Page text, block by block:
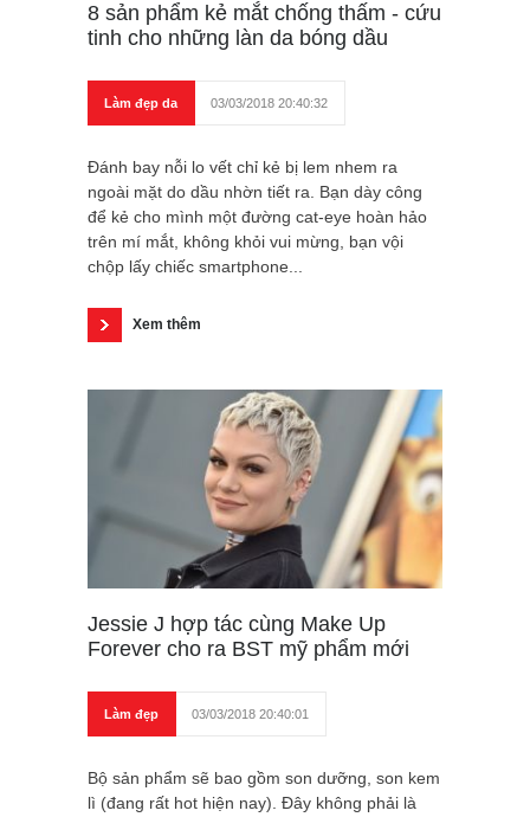
8 sản phẩm kẻ mắt chống thấm - cứu
tinh cho những làn da bóng dầu
Làm đẹp da 03/03/2018 20:40:32
Đánh bay nỗi lo vết chỉ kẻ bị lem nhem ra
ngoài mặt do dầu nhờn tiết ra. Bạn dày công
để kẻ cho mình một đường cat-eye hoàn hảo
trên mí mắt, không khỏi vui mừng, bạn vội
chộp lấy chiếc smartphone...
Xem thêm
Jessie J hợp tác cùng Make Up
Forever cho ra BST mỹ phẩm mới
Làm đẹp 03/03/2018 20:40:01
Bộ sản phẩm sẽ bao gồm son dưỡng, son kem
lì (đang rất hot hiện nay). Đây không phải là